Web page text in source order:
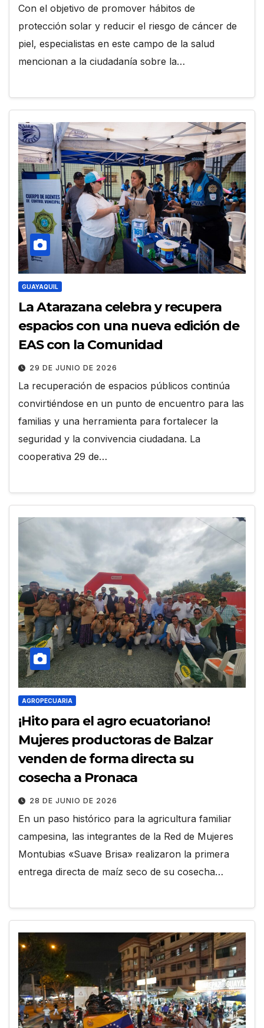
Con el objetivo de promover hábitos de
protección solar y reducir el riesgo de cáncer de
piel, especialistas en este campo de la salud
mencionan a la ciudadanía sobre la…
GUAYAQUIL
La Atarazana celebra y recupera
espacios con una nueva edición de
EAS con la Comunidad
29 DE JUNIO DE 2026
La recuperación de espacios públicos continúa
convirtiéndose en un punto de encuentro para las
familias y una herramienta para fortalecer la
seguridad y la convivencia ciudadana. La
cooperativa 29 de…
AGROPECUARIA
¡Hito para el agro ecuatoriano!
Mujeres productoras de Balzar
venden de forma directa su
cosecha a Pronaca
28 DE JUNIO DE 2026
En un paso histórico para la agricultura familiar
campesina, las integrantes de la Red de Mujeres
Montubias «Suave Brisa» realizaron la primera
entrega directa de maíz seco de su cosecha…